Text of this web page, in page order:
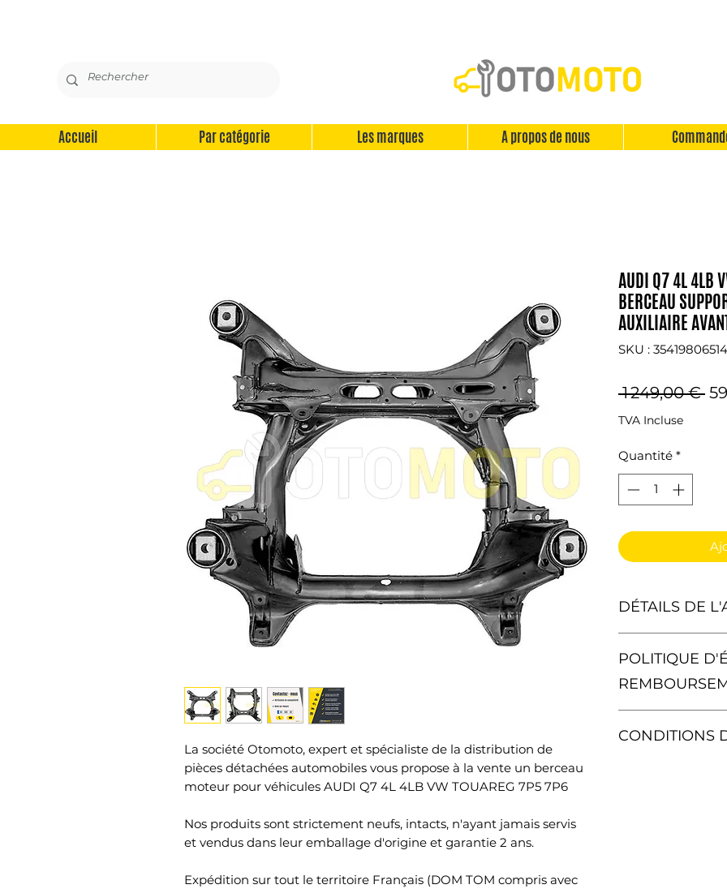
Accueil Par catégorie Les marques A propos de nous
La société Otomoto, expert et spécialiste de la distribution de
pièces détachées automobiles vous propose à la vente un berceau
moteur pour véhicules AUDI Q7 4L 4LB VW TOUAREG 7P5 7P6
Nos produits sont strictement neufs, intacts, n'ayant jamais servis
et vendus dans leur emballage d'origine et garantie 2 ans.
Expédition sur tout le territoire Français (DOM TOM compris avec
AUDI Q7 4L 4LB
BERCEAU
AUXILIAIRE
SKU :
1 249,00 €
TVA Incluse
Quantité *
DÉTAILS DE
Matériel : Tôle
Poids : 28 kg
POLITIQUE
contrat sans
CONDITIONS